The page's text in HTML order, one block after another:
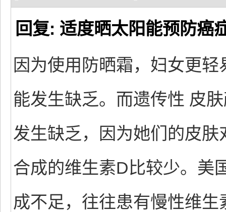
回复: 适度晒太阳能预防癌
因为使用防晒霜，妇女更
能发生缺乏。而遗传性 皮
发生缺乏，因为她们的皮
合成的维生素D比较少。美
成不足，往往患有慢性维